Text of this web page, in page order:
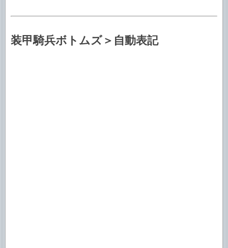
装甲騎兵ボトムズ＞自動表記